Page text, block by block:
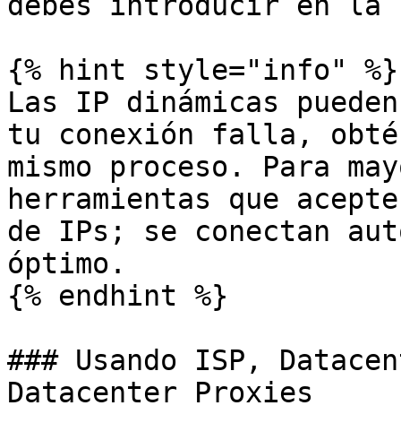
{% hint style="info" %}
Las IP dinámicas
tu conexión falla,
mismo proceso. Para
herramientas que
de IPs; se conectan
óptimo.
{% endhint %}
### Usando ISP,
Datacenter Proxies